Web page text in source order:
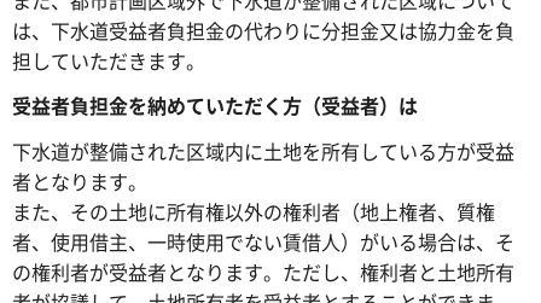
は、下水道受益者負担金の代わりに分担金又は協力金を負
担していただきます。
受益者負担金を納めていただく方（受益者）は
下水道が整備された区域内に土地を所有している方が受益
者となります。
また、その土地に所有権以外の権利者（地上権者、質権
者、使用借主、一時使用でない賃借人）がいる場合は、そ
の権利者が受益者となります。ただし、権利者と土地所有